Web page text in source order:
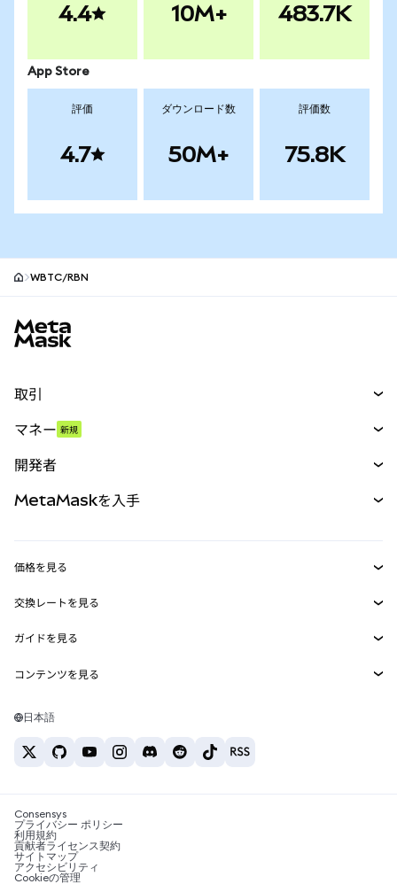
4.4 10M+ 483.7K
App Store
評価
4.7
ダウンロード数
50M+
評価数
75.8K
WBTC/RBN
取引
パーペチュアル
RWA
マネー 新規
開発者
MetaMask Connect
Snaps
Web3サービス
MetaMaskを入手
セキュリティ
サポート
キャリア
お問い合わせ
価格を見る
イーサリアムの価格
Solanaの価格
Tetherの価格
交換レートを見る
ETH→USD
USDT→INR
BTC→INR
ETH→USDT
ガイドを見る
ETHの購入
USDTの購入
SHIBの購入
BNBの購入
コンテンツを見る
Solanaウォレット
税制関連ニュース
暗号資産の購入方法は？
ビットコインを売るには？
日本語
Consensys
プライバシー ポリシー
利用規約
貢献者ライセンス契約
サイトマップ
アクセシビリティ
Cookieの管理